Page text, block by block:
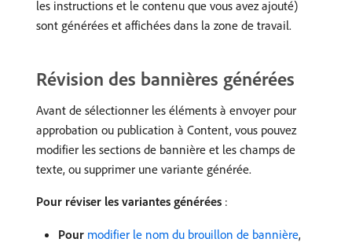
les instructions et le contenu que vous avez ajouté)
sont générées et affichées dans la zone de travail.
Révision des bannières générées
Avant de sélectionner les éléments à envoyer pour
approbation ou publication à Content, vous pouvez
modifier les sections de bannière et les champs de
texte, ou supprimer une variante générée.
Pour réviser les variantes générées :
Pour modifier le nom du brouillon de bannière,